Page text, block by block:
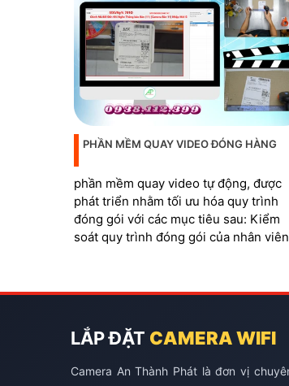
PHẦN MỀM QUAY VIDEO ĐÓNG HÀNG
phần mềm quay video tự động, được
phát triển nhằm tối ưu hóa quy trình
đóng gói với các mục tiêu sau: Kiểm
soát quy trình đóng gói của nhân
khách hàng hoàn trả hàng hóa không
LẮP ĐẶT CAMERA WIFI
Camera An Thành Phát là đơn vị